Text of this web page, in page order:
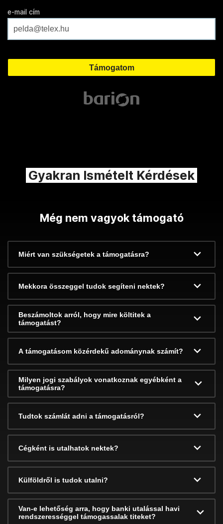
e-mail cím
Gyakran Ismételt Kérdések
Még nem vagyok támogató
Miért van szükségetek a támogatásra?
Mekkora összeggel tudok segíteni nektek?
Beszámoltok arról, hogy mire költitek a
támogatást?
A támogatásom közérdekű adománynak számít?
Milyen jogi szabályok vonatkoznak egyébként a
támogatásra?
Tudtok számlát adni a támogatásról?
Cégként is utalhatok nektek?
Külföldről is tudok utalni?
Van-e lehetőség arra, hogy banki utalással havi
rendszerességgel támogassalak titeket?